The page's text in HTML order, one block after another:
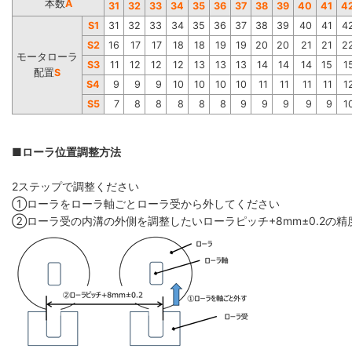
本数A
31
32 33 34 35 36 37 38 39 40 41
モータローラ
配置S
S1 31 32 33 34 35 36 37 38 39 40 41
S2
16 17 17 18 18 19 19 20 20 21 21
S3
11 12 12 12 13 13 13 14 14 14 15
S4
9 9 9 10 10 10 10 11 11 11 11
S5
7 8 8 8 8 8 9 9 9 9 9
■ローラ位置調整方法
2ステップで調整ください
①ローラをローラ軸ごとローラ受から外してください
②ローラ受の内溝の外側を調整したいローラピッチ+8mm±0.2の精